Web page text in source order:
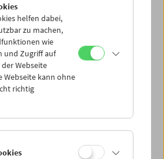
in die Ent­stehung und den
Arbeit Lassnigs; der zweite
der Filmarbeit Lassnigs
im US-Experimentalfilm der
Loebenstein)
des Filmmuseums, der
Stiftung und der Universität
bekommen gegen
Tickets für die Dauer der
helfen dabei,
zu machen,
wie
und Zugriff auf
Webseite
Webseite kann ohne
richtig